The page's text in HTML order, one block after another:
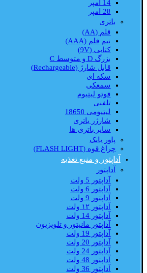
14 امپر
28 امپر
باتری
قلم (AA)
نیم قلم (AAA)
کتابی (9V)
بزرگ D و متوسط C
قابل شارژ (Rechargeable)
سکه ای
سمعکی
فوتو لیتیوم
تلفنی
لیتیومی 18650
شارژر باتری
سایر باتری ها
پاور بانک
چراغ قوه (FLASH LIGHT)
آداپتور و منبع تغذیه
آداپتور
آداپتور 5 ولت
آداپتور 6 ولت
آداپتور 9 ولت
آداپتور ۱۲ ولت
آداپتور 14 ولت
آداپتور مانیتور و تلویزیون
آداپتور 19 ولت
آداپتور 20 ولت
آداپتور 24 ولت
آداپتور 48 ولت
آداپتور 36 ولت